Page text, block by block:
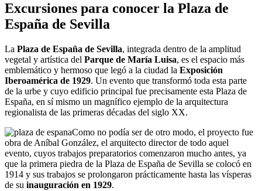
Excursiones para conocer la Plaza de
España de Sevilla
La Plaza de España de Sevilla, integrada dentro de la amplitud
vegetal y artística del Parque de María Luisa, es el espacio más
emblemático y hermoso que legó a la ciudad la Exposición
Iberoamérica de 1929. Un evento que transformó toda esta parte
de la urbe y cuyo edificio principal fue precisamente esta Plaza de
España, en sí mismo un magnífico ejemplo de la arquitectura
regionalista de las primeras décadas del siglo XX.
Como no podía ser de otro modo, el proyecto fue
obra de Aníbal González, el arquitecto director de todo aquel
evento, cuyos trabajos preparatorios comenzaron mucho antes, ya
que la primera piedra de la Plaza de España de Sevilla se colocó en
1914 y sus trabajos se prolongaron prácticamente hasta las vísperas
de su inauguración en 1929.